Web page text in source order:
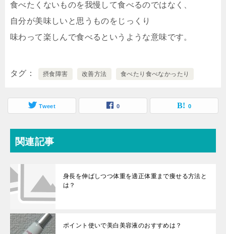
食べたくないものを我慢して食べるのではなく、
自分が美味しいと思うものをじっくり
味わって楽しんで食べるというような意味です。
タグ 摂食障害 改善方法 食べたり食べなかったり
Tweet 0 0
関連記事
身長を伸ばしつつ体重を適正体重まで痩せる方法と
は？
ポイント使いで美白美容液のおすすめは？